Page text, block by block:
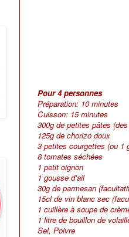
Pour 4 personnes
Préparation: 10 minutes
Cuisson: 15 minutes
300g de petites pâtes
125g de chorizo doux
3 petites courgettes (ou 1
8 tomates séchées
1 petit oignon
1 gousse d'ail
30g de parmesan
15cl de vin blanc sec
1 cuillère à soupe de
1 litre de bouillon de
Sel, Poivre